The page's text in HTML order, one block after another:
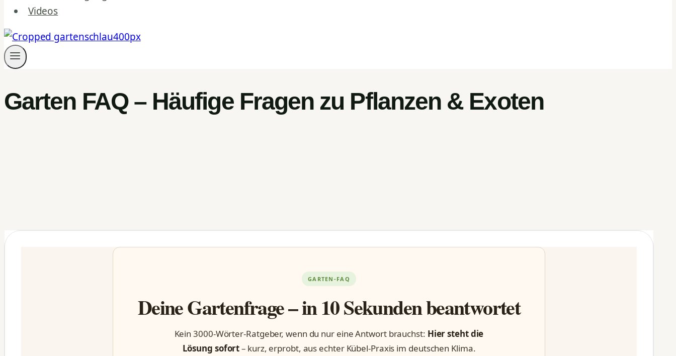
Videos
Garten FAQ – Häufige Fragen zu Pflanzen & Exoten
GARTEN-FAQ
Deine Gartenfrage – in 10 Sekunden beantwortet
Kein 3000-Wörter-Ratgeber, wenn du nur eine Antwort brauchst: Hier steht die
Lösung sofort– kurz, erprobt, aus echter Kübel-Praxis im deutschen Klima.